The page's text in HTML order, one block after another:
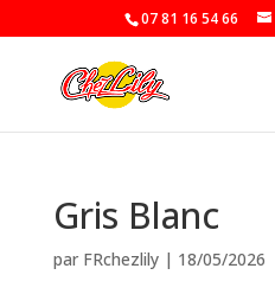
07 81 16 54 66
Gris Blanc
par FRchezlily| 18/05/2026